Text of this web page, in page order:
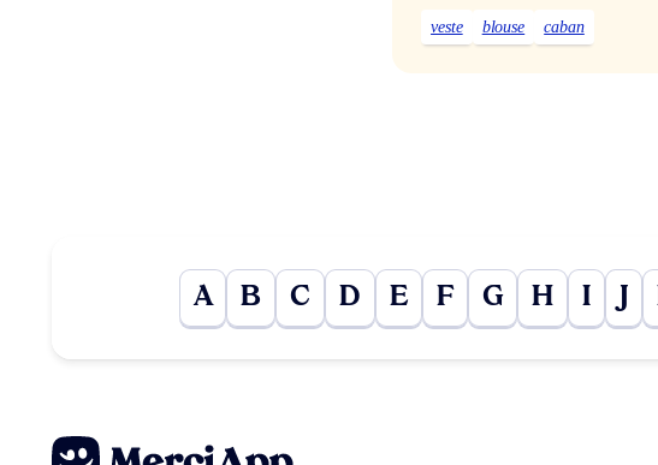
veste blouse caban
A B C D E F G H I J